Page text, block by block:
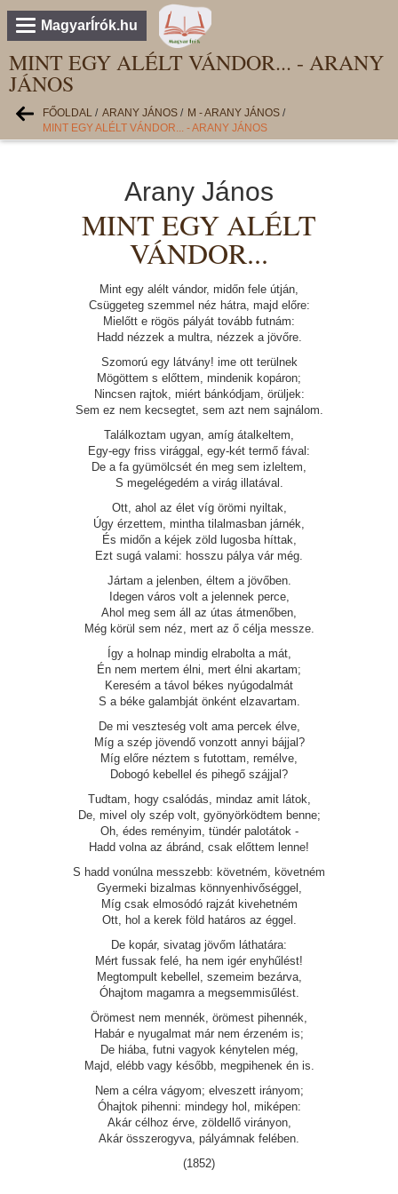
MagyarÍrók.hu
MINT EGY ALÉLT VÁNDOR... - ARANY
JÁNOS
FŐOLDAL / ARANY JÁNOS / M - ARANY JÁNOS /
MINT EGY ALÉLT VÁNDOR... - ARANY JÁNOS
Arany János
MINT EGY ALÉLT
VÁNDOR...
Mint egy alélt vándor, midőn fele útján,
Csüggeteg szemmel néz hátra, majd előre:
Mielőtt e rögös pályát tovább futnám:
Hadd nézzek a multra, nézzek a jövőre.
Szomorú egy látvány! ime ott terülnek
Mögöttem s előttem, mindenik kopáron;
Nincsen rajtok, miért bánkódjam, örüljek:
Sem ez nem kecsegtet, sem azt nem sajnálom.
Találkoztam ugyan, amíg átalkeltem,
Egy-egy friss virággal, egy-két termő fával:
De a fa gyümölcsét én meg sem izleltem,
S megelégedém a virág illatával.
Ott, ahol az élet víg örömi nyiltak,
Úgy érzettem, mintha tilalmasban járnék,
És midőn a kéjek zöld lugosba híttak,
Ezt sugá valami: hosszu pálya vár még.
Jártam a jelenben, éltem a jövőben.
Idegen város volt a jelennek perce,
Ahol meg sem áll az útas átmenőben,
Még körül sem néz, mert az ő célja messze.
Így a holnap mindig elrabolta a mát,
Én nem mertem élni, mert élni akartam;
Keresém a távol békes nyúgodalmát
S a béke galambját önként elzavartam.
De mi veszteség volt ama percek élve,
Míg a szép jövendő vonzott annyi bájjal?
Míg előre néztem s futottam, remélve,
Dobogó kebellel és pihegő szájjal?
Tudtam, hogy csalódás, mindaz amit látok,
De, mivel oly szép volt, gyönyörködtem benne;
Oh, édes reményim, tündér palotátok -
Hadd volna az ábránd, csak előttem lenne!
S hadd vonúlna messzebb: követném, követném
Gyermeki bizalmas könnyenhivőséggel,
Míg csak elmosódó rajzát kivehetném
Ott, hol a kerek föld határos az éggel.
De kopár, sivatag jövőm láthatára:
Mért fussak felé, ha nem igér enyhűlést!
Megtompult kebellel, szemeim bezárva,
Óhajtom magamra a megsemmisűlést.
Örömest nem mennék, örömest pihennék,
Habár e nyugalmat már nem érzeném is;
De hiába, futni vagyok kénytelen még,
Majd, elébb vagy később, megpihenek én is.
Nem a célra vágyom; elveszett irányom;
Óhajtok pihenni: mindegy hol, miképen:
Akár célhoz érve, zöldellő virányon,
Akár összerogyva, pályámnak felében.
(1852)